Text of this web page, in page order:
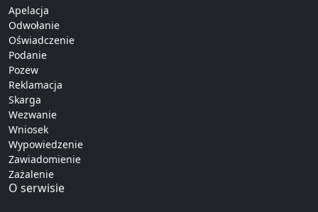
Apelacja
Odwołanie
Oświadczenie
Podanie
Pozew
Reklamacja
Skarga
Wezwanie
Wniosek
Wypowiedzenie
Zawiadomienie
Zażalenie
O serwisie